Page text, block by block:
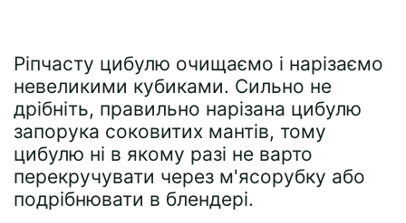
Ріпчасту цибулю очищаємо і нарізаємо
невеликими кубиками. Сильно не
дрібніть, правильно нарізана цибулю
запорука соковитих мантів, тому
цибулю ні в якому разі не варто
перекручувати через м'ясорубку або
подрібнювати в блендері.